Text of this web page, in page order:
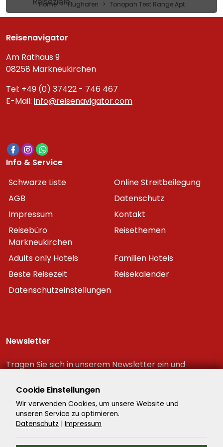
Home Flughafen Tonopah Test Range Apt
Reisenavigator
Am Rathaus 9
08258 Markneukirchen
Tel: +49 (0) 37422 - 746 467
E-Mail: info@reisenavigator.com
Info & Service
Schwarze Liste
Online Streitbeilegung
AGB
Datenschutz
Impressum
Kontakt
Reisebüro
Markneukirchen
Reisethemen
Adults only Hotels
Familien Hotels
Beste Reisezeit
Reisekalender
Datenschutzeinstellungen
Newsletter
Tragen Sie sich in unserem Newsletter ein und
Reiseschnäppchen!
Cookie Einstellungen
Wir verwenden Cookies, um unsere Website und
unseren Service zu optimieren.
Datenschutz | Impressum